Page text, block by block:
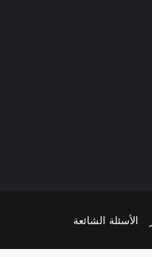
الأسئلة الشائعة